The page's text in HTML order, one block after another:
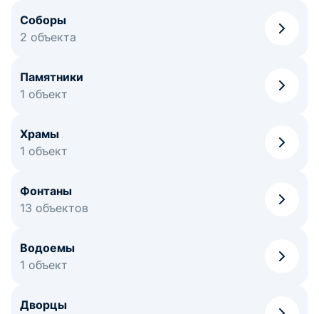
Соборы
2 объекта
Памятники
1 объект
Храмы
1 объект
Фонтаны
13 объектов
Водоемы
1 объект
Дворцы